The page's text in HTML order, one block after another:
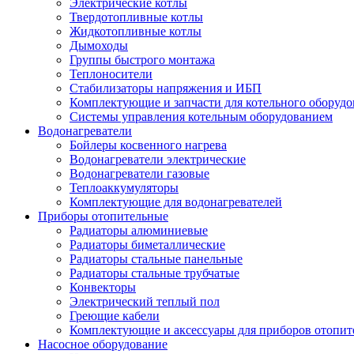
Твердотопливные котлы
Жидкотопливные котлы
Дымоходы
Группы быстрого монтажа
Теплоносители
Стабилизаторы напряжения и ИБП
Комплектующие и запчасти для котельного
Системы управления котельным оборудованием
Водонагреватели
Бойлеры косвенного нагрева
Водонагреватели электрические
Водонагреватели газовые
Теплоаккумуляторы
Комплектующие для водонагревателей
Приборы отопительные
Радиаторы алюминиевые
Радиаторы биметаллические
Радиаторы стальные панельные
Радиаторы стальные трубчатые
Конвекторы
Электрический теплый пол
Греющие кабели
Комплектующие и аксессуары для приборов
Насосное оборудование